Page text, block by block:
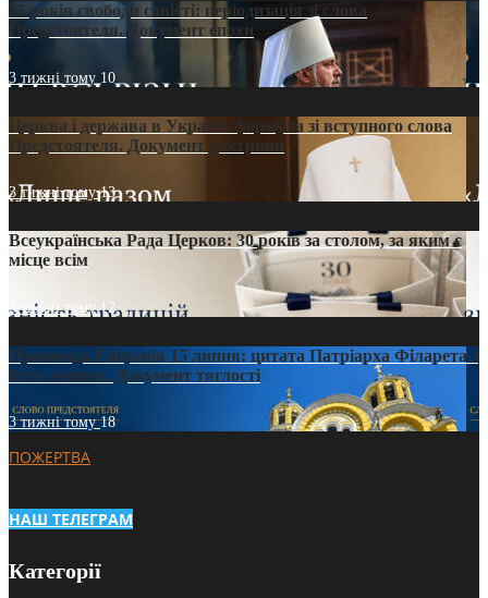
35 років свободи совісті: періодизація зі слова
Предстоятеля. Документ епохи
3 тижні тому 10
Церква і держава в Україні: формула зі вступного слова
Предстоятеля. Документ доктрини
3 тижні тому13
Всеукраїнська Рада Церков: 30 років за столом, за яким є
місце всім
3 тижні тому12
Проповідь Епіфанія 15 липня: цитата Патріарха Філарета з
його амвона. Документ тяглості
3 тижні тому18
ПОЖЕРТВА
НАШ ТЕЛЕГРАМ
Категорії